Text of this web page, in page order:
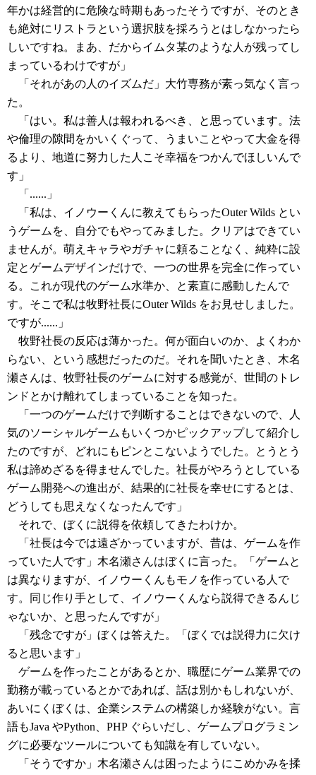
年かは経営的に危険な時期もあったそうですが、そのとき
も絶対にリストラという選択肢を採ろうとはしなかったら
しいですね。まあ、だからイムタ某のような人が残ってし
まっているわけですが」
「それがあの人のイズムだ」大竹専務が素っ気なく言っ
た。
「はい。私は善人は報われるべき、と思っています。法
や倫理の隙間をかいくぐって、うまいことやって大金を得
るより、地道に努力した人こそ幸福をつかんでほしいんで
す」
「......」
「私は、イノウーくんに教えてもらったOuter Wilds とい
うゲームを、自分でもやってみました。クリアはできてい
ませんが。萌えキャラやガチャに頼ることなく、純粋に設
定とゲームデザインだけで、一つの世界を完全に作ってい
る。これが現代のゲーム水準か、と素直に感動したんで
す。そこで私は牧野社長にOuter Wilds をお見せしました。
ですが......」
牧野社長の反応は薄かった。何が面白いのか、よくわか
らない、という感想だったのだ。それを聞いたとき、木名
瀬さんは、牧野社長のゲームに対する感覚が、世間のトレ
ンドとかけ離れてしまっていることを知った。
「一つのゲームだけで判断することはできないので、人
気のソーシャルゲームもいくつかピックアップして紹介し
たのですが、どれにもピンとこないようでした。とうとう
私は諦めざるを得ませんでした。社長がやろうとしている
ゲーム開発への進出が、結果的に社長を幸せにするとは、
どうしても思えなくなったんです」
それで、ぼくに説得を依頼してきたわけか。
「社長は今では遠ざかっていますが、昔は、ゲームを作
っていた人です」木名瀬さんはぼくに言った。「ゲームと
は異なりますが、イノウーくんもモノを作っている人で
す。同じ作り手として、イノウーくんなら説得できるんじ
ゃないか、と思ったんですが」
「残念ですが」ぼくは答えた。「ぼくでは説得力に欠け
ると思います」
ゲームを作ったことがあるとか、職歴にゲーム業界での
勤務が載っているとかであれば、話は別かもしれないが、
あいにくぼくは、企業システムの構築しか経験がない。言
語もJava やPython、PHP ぐらいだし、ゲームプログラミン
グに必要なツールについても知識を有していない。
「そうですか」木名瀬さんは困ったようにこめかみを揉